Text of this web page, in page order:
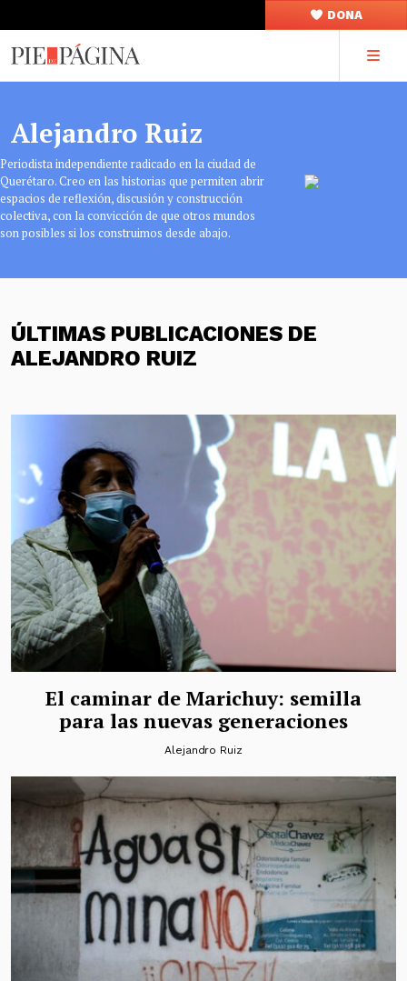
DONA
Alejandro Ruiz
Periodista independiente radicado en la ciudad de
Querétaro. Creo en las historias que permiten abrir
espacios de reflexión, discusión y construcción
colectiva, con la convicción de que otros mundos
son posibles si los construimos desde abajo.
ÚLTIMAS PUBLICACIONES DE
ALEJANDRO RUIZ
El caminar de Marichuy: semilla
para las nuevas generaciones
Alejandro Ruiz